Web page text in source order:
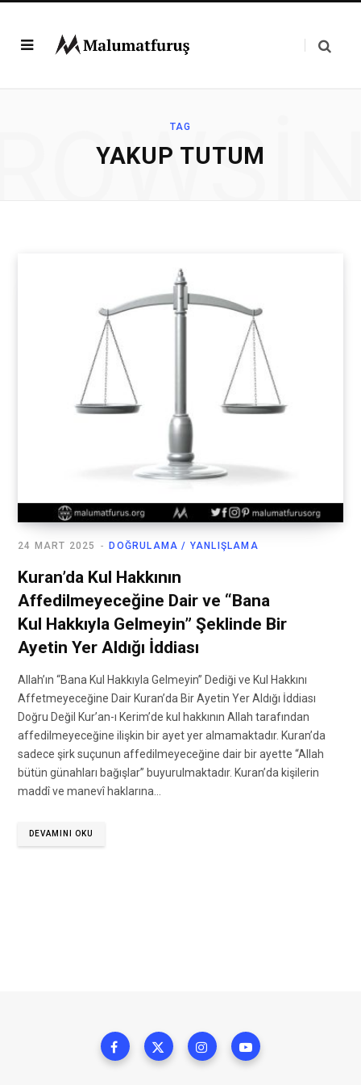
TAG
YAKUP TUTUM
DOĞRULAMA / YANLIŞLAMA
24 MART 2025
Kuran’da Kul Hakkının
Affedilmeyeceğine Dair ve “Bana
Kul Hakkıyla Gelmeyin” Şeklinde Bir
Ayetin Yer Aldığı İddiası
Allah’ın “Bana Kul Hakkıyla Gelmeyin” Dediği ve Kul Hakkını
Affetmeyeceğine Dair Kuran’da Bir Ayetin Yer Aldığı İddiası
Doğru Değil Kur’an-ı Kerim’de kul hakkının Allah tarafından
affedilmeyeceğine ilişkin bir ayet yer almamaktadır. Kuran’da
sadece şirk suçunun affedilmeyeceğine dair bir ayette “Allah
bütün günahları bağışlar” buyurulmaktadır. Kuran’da kişilerin
maddî ve manevî haklarına…
DEVAMINI OKU